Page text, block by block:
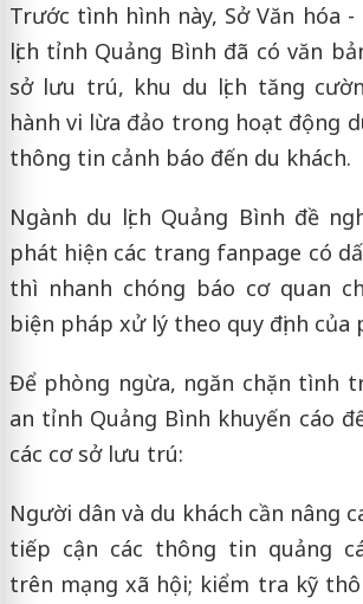
Trước tình hình này, Sở Văn hóa
lịch tỉnh Quảng Bình đã có văn
sở lưu trú, khu du lịch tăng
hành vi lừa đảo trong hoạt động
thông tin cảnh báo đến du khách.
Ngành du lịch Quảng Bình đề
phát hiện các trang fanpage có
thì nhanh chóng báo cơ quan
biện pháp xử lý theo quy định của
Để phòng ngừa, ngăn chặn tình
an tỉnh Quảng Bình khuyến cáo
các cơ sở lưu trú:
Người dân và du khách cần nâng
tiếp cận các thông tin quảng
trên mạng xã hội; kiểm tra kỹ